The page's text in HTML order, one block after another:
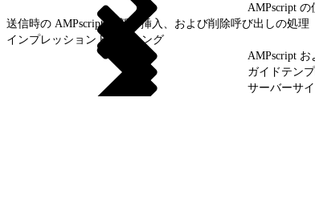
AMPscript の
送信時の AMPscript 更新、挿入、および削除呼び出しの処理
インプレッショントラッキング
AMPscript お
ガイドテン
サーバーサ